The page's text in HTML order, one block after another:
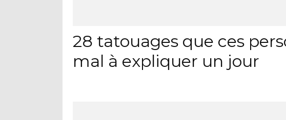
28 tatouages que ces
mal à expliquer un jour